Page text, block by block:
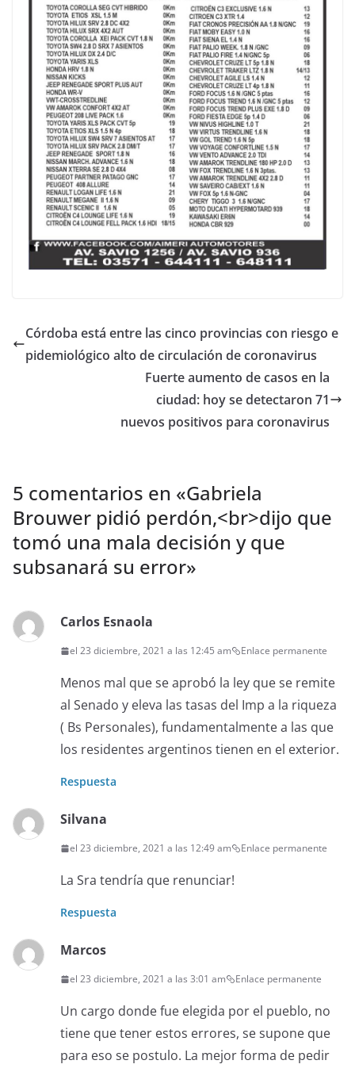
Córdoba está entre las cinco provincias con riesgo e
pidemiológico alto de circulación de coronavirus
Fuerte aumento de casos en la
ciudad: hoy se detectaron 71
nuevos positivos para coronavirus
5 comentarios en «Gabriela
Brouwer pidió perdón,<br>dijo que
tomó una mala decisión y que
subsanará su error»
Carlos Esnaola
el 23 diciembre, 2021 a las 12:45 am Enlace permanente
Menos mal que se aprobó la ley que se remite
al Senado y eleva las tasas del Imp a la riqueza
( Bs Personales), fundamentalmente a las que
los residentes argentinos tienen en el exterior.
Respuesta
Silvana
el 23 diciembre, 2021 a las 12:49 am Enlace permanente
La Sra tendría que renunciar!
Respuesta
Marcos
el 23 diciembre, 2021 a las 3:01 am Enlace permanente
Un cargo donde fue elegida por el pueblo, no
tiene que tener estos errores, se supone que
para eso se postulo. La mejor forma de pedir